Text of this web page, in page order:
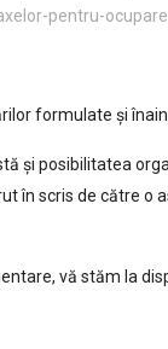
pentru-
formulate și
și posibilitatea
în scris de către o
vă stăm la